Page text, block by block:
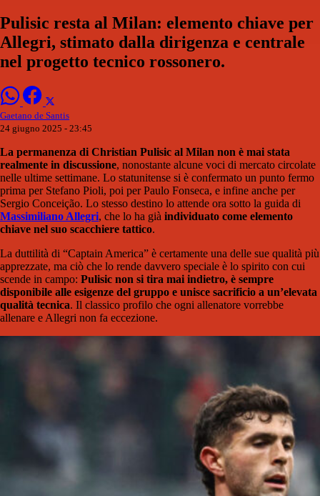
Pulisic resta al Milan: elemento chiave per
Allegri, stimato dalla dirigenza e centrale
nel progetto tecnico rossonero.
Gaetano de Santis
24 giugno 2025 - 23:45
La permanenza di Christian Pulisic al Milan non è mai stata
realmente in discussione, nonostante alcune voci di mercato circolate
nelle ultime settimane. Lo statunitense si è confermato un punto fermo
prima per Stefano Pioli, poi per Paulo Fonseca, e infine anche per
Sergio Conceição. Lo stesso destino lo attende ora sotto la guida di
Massimiliano Allegri, che lo ha già individuato come elemento
chiave nel suo scacchiere tattico.
La duttilità di “Captain America” è certamente una delle sue qualità più
apprezzate, ma ciò che lo rende davvero speciale è lo spirito con cui
scende in campo: Pulisic non si tira mai indietro, è sempre
disponibile alle esigenze del gruppo e unisce sacrificio a un’elevata
qualità tecnica. Il classico profilo che ogni allenatore vorrebbe
allenare e Allegri non fa eccezione.